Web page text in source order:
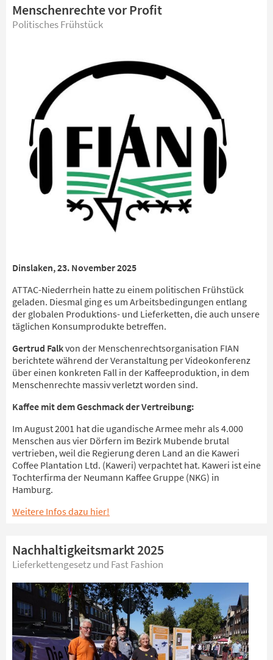
Menschenrechte vor Profit
Politisches Frühstück
Dinslaken, 23. November 2025
ATTAC-Niederrhein hatte zu einem politischen Frühstück
geladen. Diesmal ging es um Arbeitsbedingungen entlang
der globalen Produktions- und Lieferketten, die auch unsere
täglichen Konsumprodukte betreffen.
Gertrud Falkvon der Menschenrechtsorganisation FIAN
berichtete während der Veranstaltung per Videokonferenz
über einen konkreten Fall in der Kaffeeproduktion, in dem
Menschenrechte massiv verletzt worden sind.
Kaffee mit dem Geschmack der Vertreibung:
Im August 2001 hat die ugandische Armee mehr als 4.000
Menschen aus vier Dörfern im Bezirk Mubende brutal
vertrieben, weil die Regierung deren Land an die Kaweri
Coffee Plantation Ltd. (Kaweri) verpachtet hat. Kaweri ist eine
Tochterfirma der Neumann Kaffee Gruppe (NKG) in
Hamburg.
Weitere Infos dazu hier!
Nachhaltigkeitsmarkt 2025
Lieferkettengesetz und Fast Fashion